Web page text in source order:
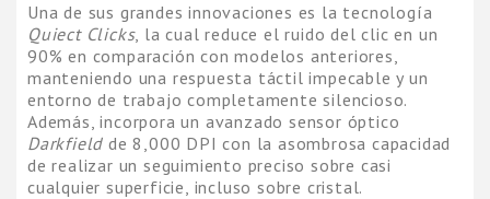
Una de sus grandes innovaciones es la tecnología
Quiect Clicks, la cual reduce el ruido del clic en un
90% en comparación con modelos anteriores,
manteniendo una respuesta táctil impecable y un
entorno de trabajo completamente silencioso.
Además, incorpora un avanzado sensor óptico
Darkfield de 8,000 DPI con la asombrosa capacidad
de realizar un seguimiento preciso sobre casi
cualquier superficie, incluso sobre cristal.